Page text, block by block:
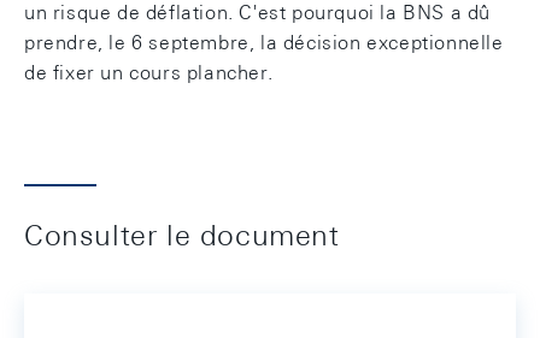
un risque de déflation. C'est pourquoi la BNS a dû
prendre, le 6 septembre, la décision exceptionnelle
de fixer un cours plancher.
Consulter le document